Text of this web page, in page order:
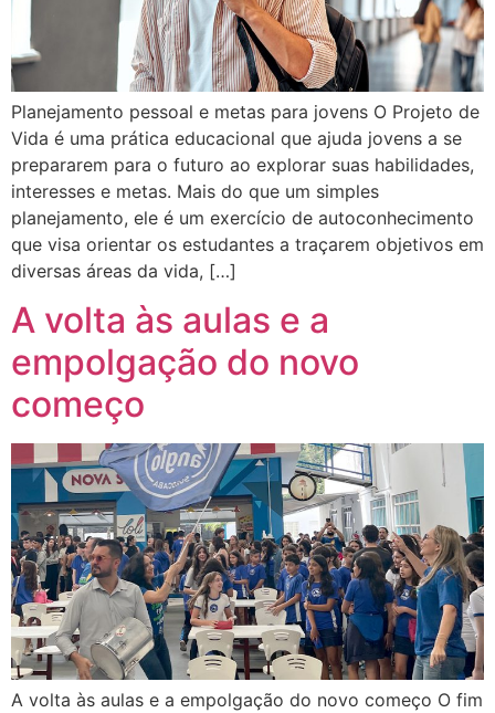
Planejamento pessoal e metas para jovens O Projeto de
Vida é uma prática educacional que ajuda jovens a se
prepararem para o futuro ao explorar suas habilidades,
interesses e metas. Mais do que um simples
planejamento, ele é um exercício de autoconhecimento
que visa orientar os estudantes a traçarem objetivos em
diversas áreas da vida, […]
A volta às aulas e a
empolgação do novo
começo
A volta às aulas e a empolgação do novo começo O fim